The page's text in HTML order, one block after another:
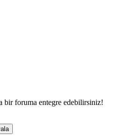
bir foruma entegre edebilirsiniz!